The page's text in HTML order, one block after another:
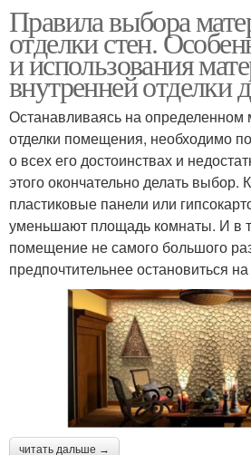
Правила выбора
отделки стен.
и использования
внутренней отделки
Останавливаясь на определенном
отделки помещения, необходимо
о всех его достоинствах и
этого окончательно делать выбор.
пластиковые панели или
уменьшают площадь комнаты. И в
помещение не самого большого
предпочтительнее остановиться
читать дальше →